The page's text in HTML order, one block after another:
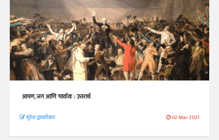
आपण, जग आणि चार्वाक : उत्तरार्ध
सुरेश द्वादशीवार 02 Mar 2021